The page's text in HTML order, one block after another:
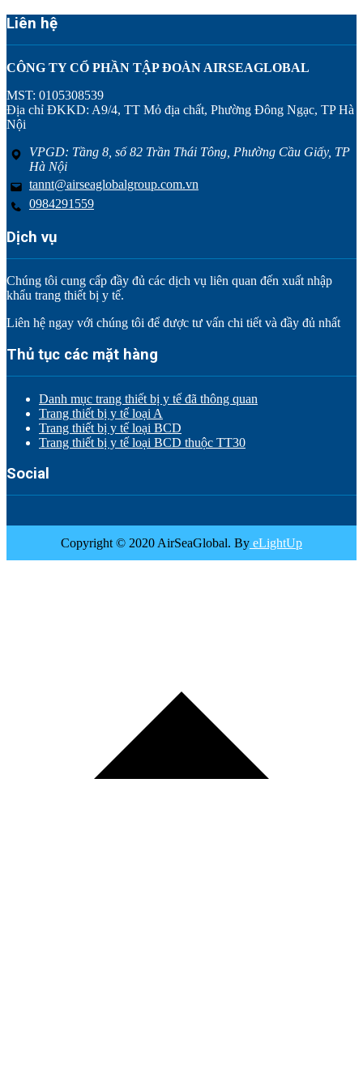
Liên hệ
CÔNG TY CỔ PHẦN TẬP ĐOÀN AIRSEAGLOBAL
MST: 0105308539
Địa chỉ ĐKKD: A9/4, TT Mỏ địa chất, Phường Đông Ngạc, TP Hà
Nội
VPGD: Tầng 8, số 82 Trần Thái Tông, Phường Cầu Giấy, TP
Hà Nội
tannt@airseaglobalgroup.com.vn
0984291559
Dịch vụ
Chúng tôi cung cấp đầy đủ các dịch vụ liên quan đến xuất nhập
khẩu trang thiết bị y tế.
Liên hệ ngay với chúng tôi để được tư vấn chi tiết và đầy đủ nhất
Thủ tục các mặt hàng
Danh mục trang thiết bị y tế đã thông quan
Trang thiết bị y tế loại A
Trang thiết bị y tế loại BCD
Trang thiết bị y tế loại BCD thuộc TT30
Social
Copyright © 2020 AirSeaGlobal. By eLightUp